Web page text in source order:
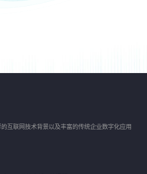
互联网技术背景以及丰富的传统企业数字化应用